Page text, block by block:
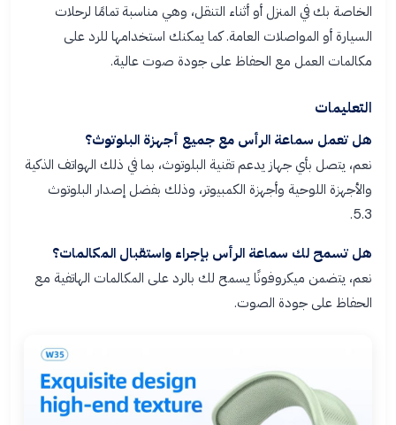
الخاصة بك في المنزل أو أثناء التنقل، وهي مناسبة تمامًا لرحلات
السيارة أو المواصلات العامة. كما يمكنك استخدامها للرد على
مكالمات العمل مع الحفاظ على جودة صوت عالية.
التعليمات
هل تعمل سماعة الرأس مع جميع أجهزة البلوتوث؟
نعم، يتصل بأي جهاز يدعم تقنية البلوتوث، بما في ذلك الهواتف الذكية
والأجهزة اللوحية وأجهزة الكمبيوتر، وذلك بفضل إصدار البلوتوث
5.3.
هل تسمح لك سماعة الرأس بإجراء واستقبال المكالمات؟
نعم، يتضمن ميكروفونًا يسمح لك بالرد على المكالمات الهاتفية مع
الحفاظ على جودة الصوت.